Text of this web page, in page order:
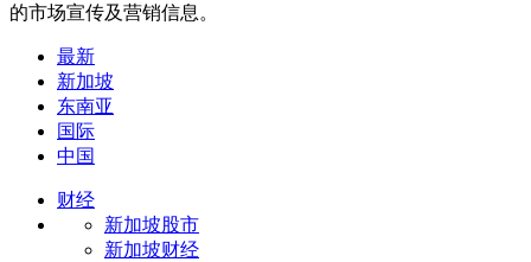
的市场宣传及营销信息。
最新
新加坡
东南亚
国际
中国
财经
新加坡股市
新加坡财经